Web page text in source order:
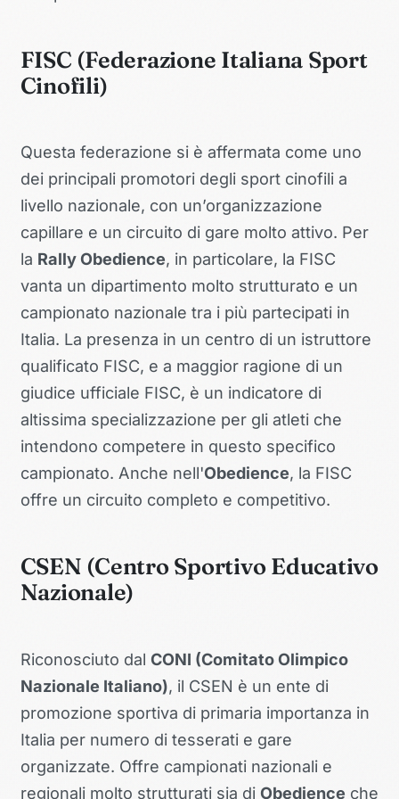
FISC (Federazione Italiana Sport
Cinofili)
Questa federazione si è affermata come uno
dei principali promotori degli sport cinofili a
livello nazionale, con un’organizzazione
capillare e un circuito di gare molto attivo. Per
la Rally Obedience, in particolare, la FISC
vanta un dipartimento molto strutturato e un
campionato nazionale tra i più partecipati in
Italia. La presenza in un centro di un istruttore
qualificato FISC, e a maggior ragione di un
giudice ufficiale FISC, è un indicatore di
altissima specializzazione per gli atleti che
intendono competere in questo specifico
campionato. Anche nell'Obedience, la FISC
offre un circuito completo e competitivo.
CSEN (Centro Sportivo Educativo
Nazionale)
Riconosciuto dal CONI (Comitato Olimpico
Nazionale Italiano), il CSEN è un ente di
promozione sportiva di primaria importanza in
Italia per numero di tesserati e gare
organizzate. Offre campionati nazionali e
regionali molto strutturati sia di Obedience che